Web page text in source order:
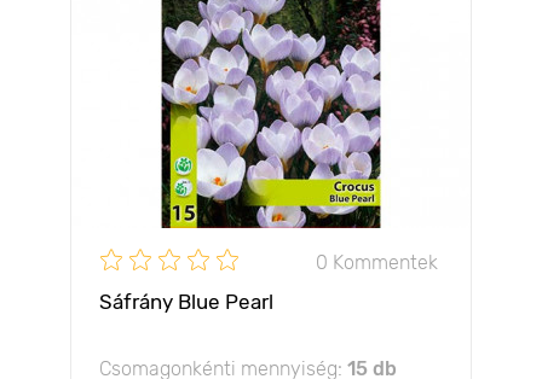
0 Kommentek
Sáfrány Blue Pearl
Csomagonkénti mennyiség: 15 db